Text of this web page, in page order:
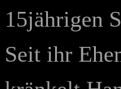
15jährigen
Seit ihr